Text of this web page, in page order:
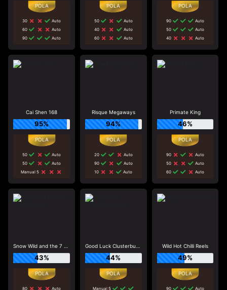
30
Auto
60
Auto
90
Auto
50
Auto
40
Auto
60
Auto
90
Auto
50
Auto
40
Auto
Cai Shen 168
95%
50
Auto
50
Auto
Manual 5
Risque Megaways
94%
20
Auto
90
Auto
10
Auto
Primate King
46%
90
Auto
50
Auto
60
Auto
Snow Wild and the 7 Features
43%
80
Auto
Good Luck Clusterbuster
44%
Manual 5
Wild Hot Chilli Reels
49%
90
Auto